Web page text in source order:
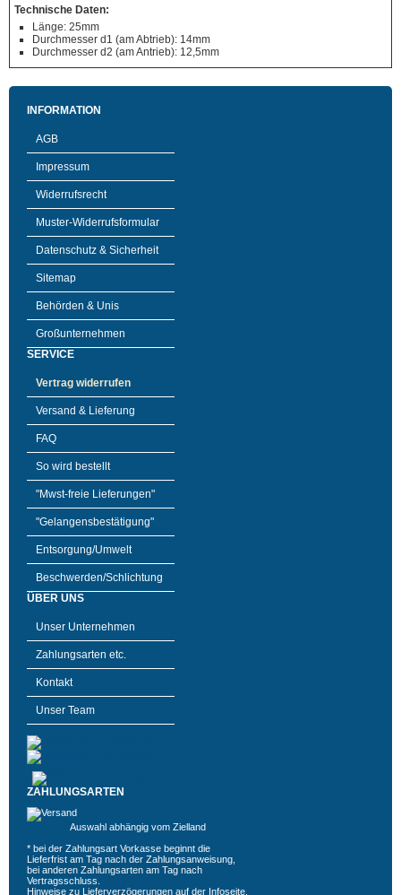
Technische Daten:
Länge: 25mm
Durchmesser d1 (am Abtrieb): 14mm
Durchmesser d2 (am Antrieb): 12,5mm
INFORMATION
AGB
Impressum
Widerrufsrecht
Muster-Widerrufsformular
Datenschutz & Sicherheit
Sitemap
Behörden & Unis
Großunternehmen
SERVICE
Vertrag widerrufen
Versand & Lieferung
FAQ
So wird bestellt
"Mwst-freie Lieferungen"
"Gelangensbestätigung"
Entsorgung/Umwelt
Beschwerden/Schlichtung
ÜBER UNS
Unser Unternehmen
Zahlungsarten etc.
Kontakt
Unser Team
ZAHLUNGSARTEN
Auswahl abhängig vom Zielland
* bei der Zahlungsart Vorkasse beginnt die
Lieferfrist am Tag nach der Zahlungsanweisung,
bei anderen Zahlungsarten am Tag nach
Vertragsschluss.
Hinweise zu Lieferverzögerungen auf der Infoseite